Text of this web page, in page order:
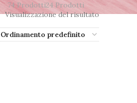
74 Prodotti24 Prodotti
Visualizzazione del risultato